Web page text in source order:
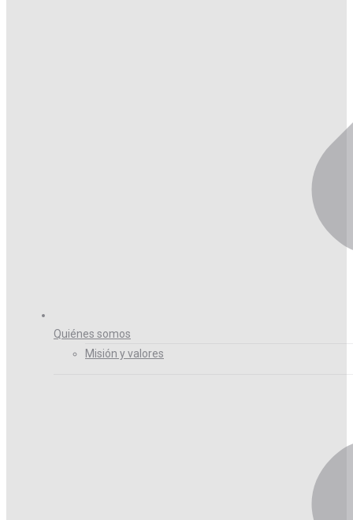
Quiénes somos
Misión y valores